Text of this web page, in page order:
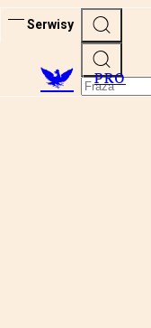
Serwisy
PRO